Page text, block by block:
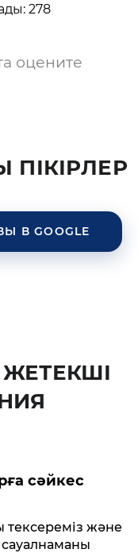
278
оцените
ПІКІРЛЕР
В GOOGLE
сәйкес
тексереміз және